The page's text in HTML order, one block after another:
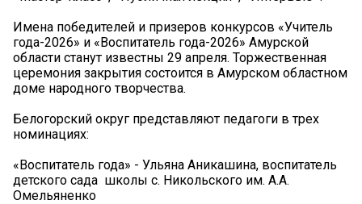
Имена победителей и призеров конкурсов «Учитель
года-2026» и «Воспитатель года-2026» Амурской
области станут известны 29 апреля. Торжественная
церемония закрытия состоится в Амурском областном
доме народного творчества.
Белогорский округ представляют педагоги в трех
номинациях:
️«Воспитатель года» - Ульяна Аникашина, воспитатель
детского сада школы с. Никольского им. А.А.
Омельяненко